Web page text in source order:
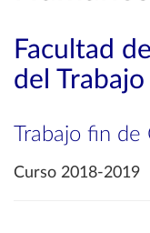
Facultad
del Trabajo
Trabajo fin
Curso 2018-2019